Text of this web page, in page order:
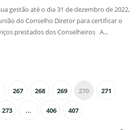
gestão até o dia 31 de dezembro de 2022,
do Conselho Diretor para certificar o
prestados dos Conselheiros A...
267 268 269 270 271
273 ... 406 407